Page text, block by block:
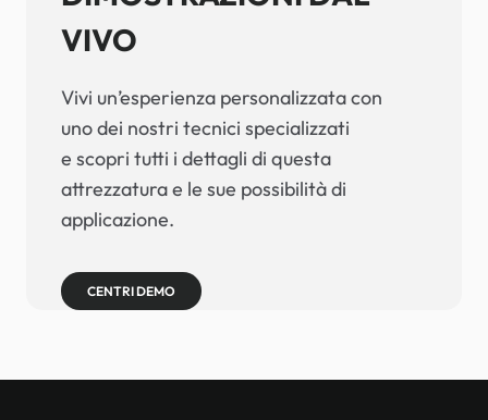
VIVO
Vivi un’esperienza personalizzata con
uno dei nostri tecnici specializzati
e scopri tutti i dettagli di questa
attrezzatura e le sue possibilità di
applicazione.
CENTRI DEMO